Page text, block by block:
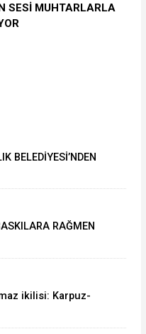
SESİ MUHTARLARLA
BELEDİYESİ’NDEN
RAĞMEN
ikilisi: Karpuz-